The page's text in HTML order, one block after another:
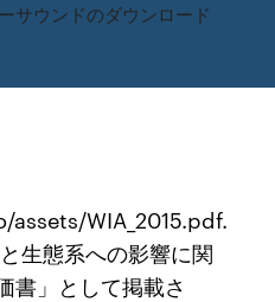
サウンドのダウンロード
WIA_2015.pdf.
生態系への影響に関
書」として掲載さ